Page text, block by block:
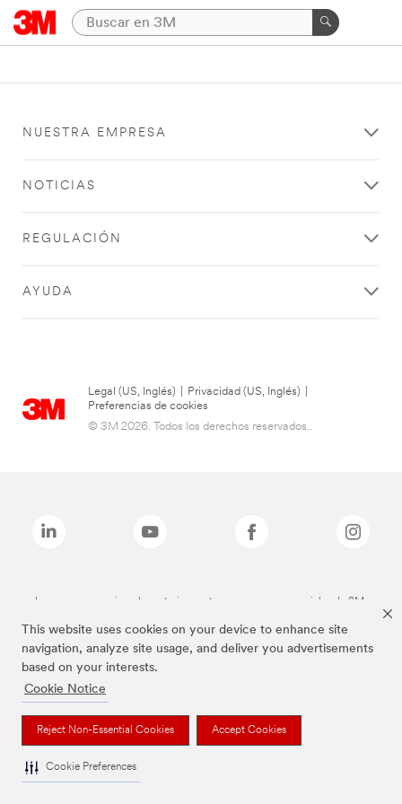
This website uses cookies on your device to enhance site
navigation, analyze site usage, and deliver you advertisements
based on your interests.
Cookie Notice
Reject Non-Essential Cookies Accept Cookies
Cookie Preferences
NUESTRA EMPRESA
NOTICIAS
REGULACIÓN
AYUDA
Legal (US, Inglés) Privacidad (US, Inglés)
Preferencias de cookies
© 3M 2026. Todos los derechos reservados..
Las marcas mencionadas anteriormente son marcas comerciales de 3M.